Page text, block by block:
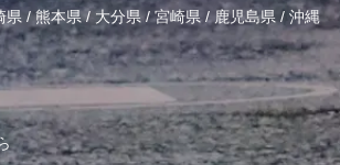
県 /熊本県/ 大分県/宮崎県 /鹿児島県 / 沖縄